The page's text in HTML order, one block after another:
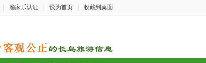
渔家乐认证 设为首页 收藏到桌面